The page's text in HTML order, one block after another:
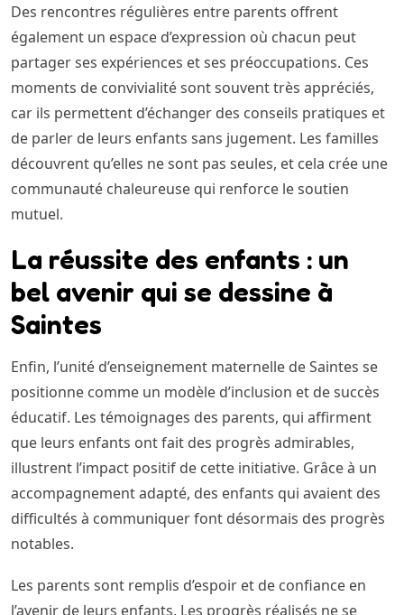
Des rencontres régulières entre parents offrent
également un espace d’expression où chacun peut
partager ses expériences et ses préoccupations. Ces
moments de convivialité sont souvent très appréciés,
car ils permettent d’échanger des conseils pratiques et
de parler de leurs enfants sans jugement. Les familles
découvrent qu’elles ne sont pas seules, et cela crée une
communauté chaleureuse qui renforce le soutien
mutuel.
La réussite des enfants : un
bel avenir qui se dessine à
Saintes
Enfin, l’unité d’enseignement maternelle de Saintes se
positionne comme un modèle d’inclusion et de succès
éducatif. Les témoignages des parents, qui affirment
que leurs enfants ont fait des progrès admirables,
illustrent l’impact positif de cette initiative. Grâce à un
accompagnement adapté, des enfants qui avaient des
difficultés à communiquer font désormais des progrès
notables.
Les parents sont remplis d’espoir et de confiance en
l’avenir de leurs enfants. Les progrès réalisés ne se